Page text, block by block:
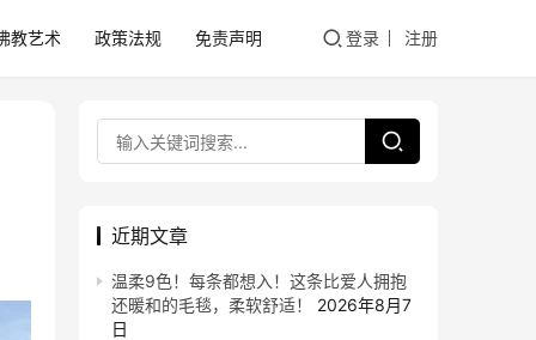
教艺术 政策法规 免责声明 登录 注册
近期文章
温柔9色！每条都想入！这条比爱人拥抱
还暖和的毛毯，柔软舒适！
2026年8月7
日